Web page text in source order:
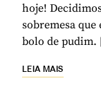
hoje!
sobremesa
bolo de
LEIA MAIS